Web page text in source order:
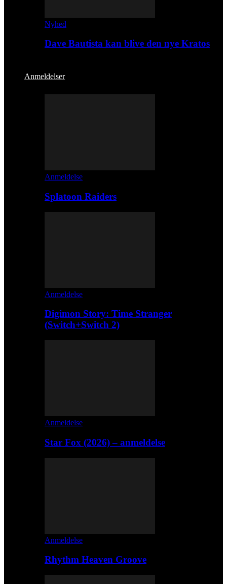
Nyhed
Dave Bautista kan blive den nye Kratos
Anmeldelser
Anmeldelse
Splatoon Raiders
Anmeldelse
Digimon Story: Time Stranger
(Switch+Switch 2)
Anmeldelse
Star Fox (2026) – anmeldelse
Anmeldelse
Rhythm Heaven Groove